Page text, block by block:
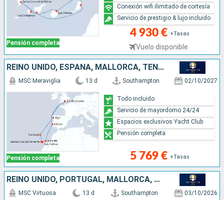
Pensión completa
4 930 € +Tasas
Vuelo disponible
Conexión wifi ilimitado de cortesía
Servicio de prestigio & lujo incluido
REINO UNIDO, ESPAÑA, MALLORCA, TENERIFE, LANZAROTE, PORTUGAL
Pensión completa
MSC Meraviglia 13 d Southampton 02/10/2027
5 769 € +Tasas
Todo incluido
Servicio de mayordomo 24/24
Espacios exclusivos Yacht Club
Pensión completa
REINO UNIDO, PORTUGAL, MALLORCA, TENERIFE, LANZAROTE, ESPAÑA
MSC Virtuosa 13 d Southampton 03/10/2026